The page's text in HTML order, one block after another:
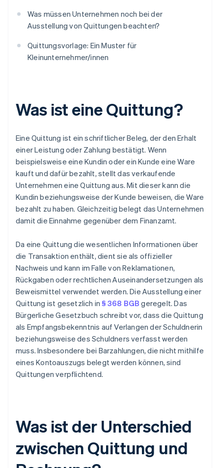
Was müssen Unternehmen noch bei der
Ausstellung von Quittungen beachten?
Quittungsvorlage: Ein Muster für
Kleinunternehmer/innen
Was ist eine Quittung?
Eine Quittung ist ein schriftlicher Beleg, der den Erhalt
einer Leistung oder Zahlung bestätigt. Wenn
beispielsweise eine Kundin oder ein Kunde eine Ware
kauft und dafür bezahlt, stellt das verkaufende
Unternehmen eine Quittung aus. Mit dieser kann die
Kundin beziehungsweise der Kunde beweisen, die Ware
bezahlt zu haben. Gleichzeitig belegt das Unternehmen
damit die Einnahme gegenüber dem Finanzamt.
Da eine Quittung die wesentlichen Informationen über
die Transaktion enthält, dient sie als offizieller
Nachweis und kann im Falle von Reklamationen,
Rückgaben oder rechtlichen Auseinandersetzungen als
Beweismittel verwendet werden. Die Ausstellung einer
Quittung ist gesetzlich in§ 368 BGB geregelt. Das
Bürgerliche Gesetzbuch schreibt vor, dass die Quittung
als Empfangsbekenntnis auf Verlangen der Schuldnerin
beziehungsweise des Schuldners verfasst werden
muss. Insbesondere bei Barzahlungen, die nicht mithilfe
eines Kontoauszugs belegt werden können, sind
Quittungen verpflichtend.
Was ist der Unterschied
zwischen Quittung und